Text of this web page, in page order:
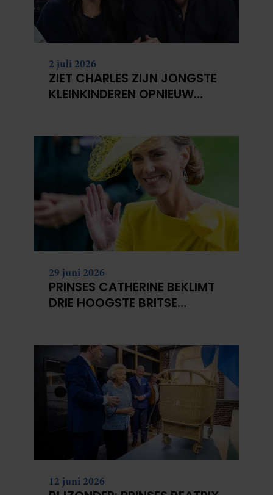
2 juli 2026
ZIET CHARLES ZIJN JONGSTE
KLEINKINDEREN OPNIEUW
29 juni 2026
PRINSES CATHERINE BEKLIMT
DRIE HOOGSTE BRITSE
12 juni 2026